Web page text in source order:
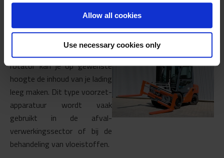
Allow all cookies
Use necessary cookies only
7. Rotators
Een rotator laat je toe om de
inhoud van je lading zijdelings
leeg te kiepen. Met een
rotator kan je op gewenste
hoogte de inhoud van je lading
leeg maken. Dit type voorzet-
apparatuur wordt vaak
gebruikt in de afval-
verwerkingssector of bij de
behandeling van vloeistoffen.